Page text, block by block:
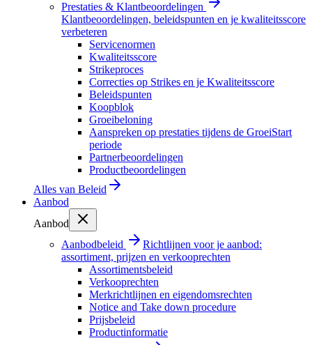
Prestaties & Klantbeoordelingen
Klantbeoordelingen, beleidspunten en je kwaliteitsscore
verbeteren
Servicenormen
Kwaliteitsscore
Strikeproces
Correcties op Strikes en je Kwaliteitsscore
Beleidspunten
Koopblok
Groeibeloning
Aanspreken op prestaties tijdens de GroeiStart
periode
Partnerbeoordelingen
Productbeoordelingen
Alles van Beleid
Aanbod
Aanbod
Aanbodbeleid
Richtlijnen voor je aanbod:
assortiment, prijzen en verkooprechten
Assortimentsbeleid
Verkooprechten
Merkrichtlijnen en eigendomsrechten
Notice and Take down procedure
Prijsbeleid
Productinformatie